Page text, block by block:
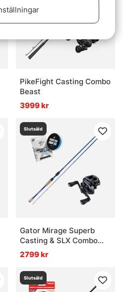
PikeFight Casting Combo
Beast
3999 kr
Slutsåld
Gator Mirage Superb
Casting & SLX Combo
7'3'' 5-25g
2799 kr
Slutsåld